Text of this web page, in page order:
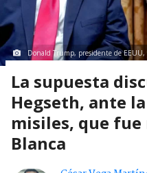
Donald Trump, presidente de
La supuesta
Hegseth, ante
misiles, que fue
Blanca